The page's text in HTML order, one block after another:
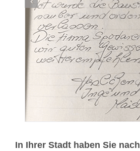
In Ihrer Stadt haben Sie nach